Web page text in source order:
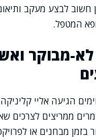
חשוב לבצע מעקב
המטפל.
מבוקר
הגיעה אליי
ממריצים לצרכים
בזמן מבחנים או